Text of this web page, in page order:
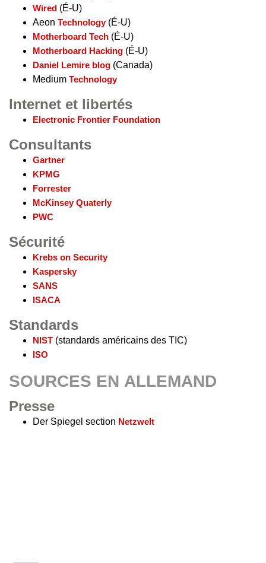
Wired (É-U)
Aeon Technology(É-U)
Motherboard Tech (É-U)
Motherboard Hacking (É-U)
Daniel Lemire blog (Canada)
Medium Technology
Internet et libertés
Electronic Frontier Foundation
Consultants
Gartner
KPMG
Forrester
McKinsey Quaterly
PWC
Sécurité
Krebs on Security
Kaspersky
SANS
ISACA
Standards
NIST (standards américains des TIC)
ISO
SOURCES EN ALLEMAND
Presse
Der Spiegel section Netzwelt